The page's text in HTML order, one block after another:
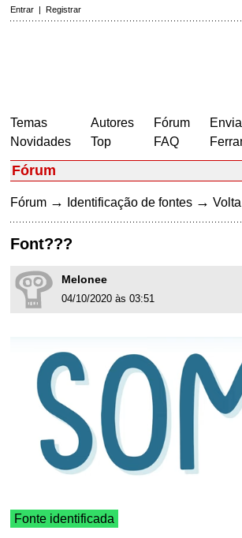
Entrar | Registrar
Temas
Novidades
Autores
Top
Fórum
FAQ
Fórum
Fórum → Identificação de fontes →
Font???
Melonee
04/10/2020 às 03:51
Fonte identificada